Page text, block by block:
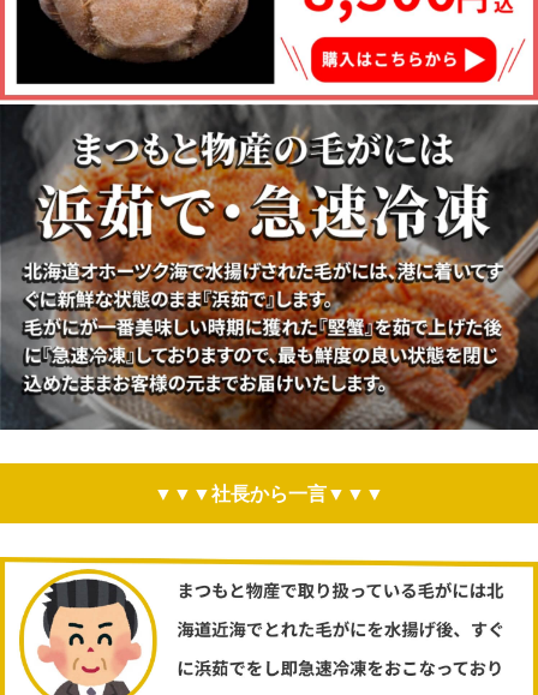
▼▼▼社長から一言▼▼▼